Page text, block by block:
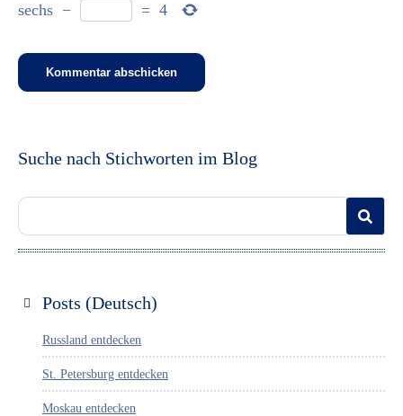
sechs − = 4
Suche nach Stichworten im Blog
Posts (Deutsch)
Russland entdecken
St. Petersburg entdecken
Moskau entdecken